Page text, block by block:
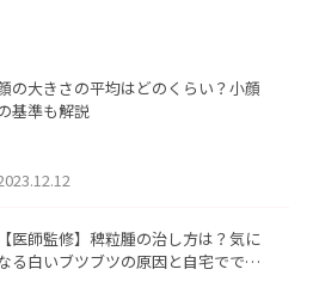
の大きさの平均はどのくらい？小顔
基準も解説
【医師監修】稗粒腫の治し方は？気に
る白いブツブツの原因と自宅ででき